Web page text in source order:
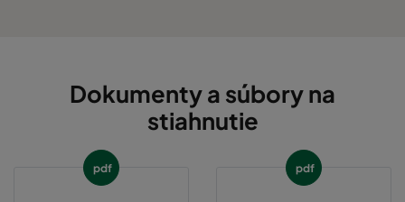
Dokumenty a súbory na
stiahnutie
pdf pdf